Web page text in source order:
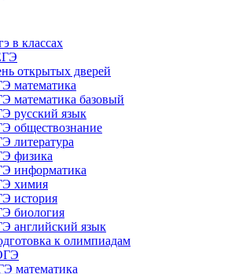
в классах
открытых дверей
математика
математика базовый
русский язык
обществознание
литература
физика
информатика
химия
история
биология
английский язык
к олимпиадам
математика